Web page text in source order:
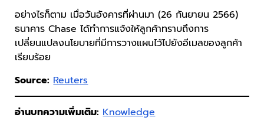
อย่างไรก็ตาม เมื่อวันอังคารที่ผ่านมา (26 กันยายน 2566)
ธนาคาร Chase ได้ทำการแจ้งให้ลูกค้าทราบถึงการ
เปลี่ยนแปลงนโยบายที่มีการวางแผนไว้ไปยังอีเมลของลูกค้า
เรียบร้อย
Source: Reuters
อ่านบทความเพิ่มเติม: Knowledge